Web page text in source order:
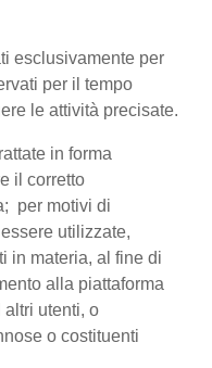
esclusivamente per
per il tempo
le attività precisate.
in forma
il corretto
per motivi di
utilizzate,
in materia, al fine di
alla piattaforma
altri utenti, o
o costituenti